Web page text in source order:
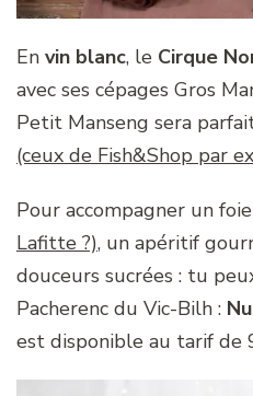
En vin blanc, le Cirque
avec ses cépages Gros
Petit Manseng sera
(ceux de Fish&Shop par
Pour accompagner un
Lafitte ?), un apéritif
douceurs sucrées : tu
Pacherenc du Vic-Bilh :
est disponible au tarif de